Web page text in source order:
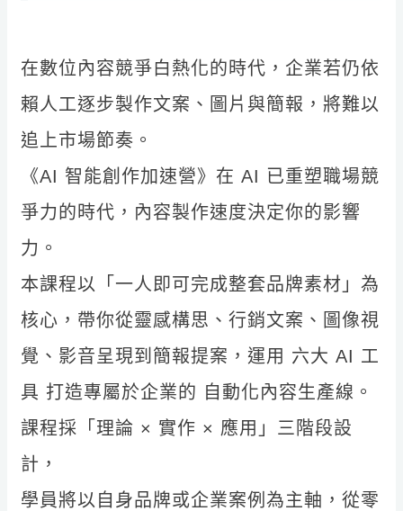
在數位內容競爭白熱化的時代，企業若仍依
賴人工逐步製作文案、圖片與簡報，將難以
追上市場節奏。
《AI 智能創作加速營》在 AI 已重塑職場競
爭力的時代，內容製作速度決定你的影響
力。
本課程以「一人即可完成整套品牌素材」為
核心，帶你從靈感構思、行銷文案、圖像視
覺、影音呈現到簡報提案，運用 六大 AI 工
具 打造專屬於企業的 自動化內容生產線。
課程採「理論 × 實作 × 應用」三階段設
計，
學員將以自身品牌或企業案例為主軸，從零